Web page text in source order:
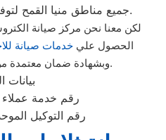
جميع مناطق منيا القمح لتوفير الراحة والموثوقية للعملاء.
لكن معنا نحن مركز صيانة
الحصول علي خدمات صيانة
وبشهادة ضمان معتمدة.
بيانات
رقم خدمة عملاء
رقم التوكيل